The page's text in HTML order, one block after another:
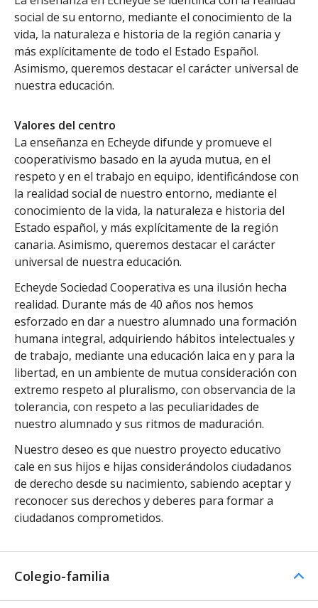
social de su entorno, mediante el conocimiento de la
vida, la naturaleza e historia de la región canaria y
más explícitamente de todo el Estado Español.
Asimismo, queremos destacar el carácter universal de
nuestra educación.
Valores del centro
La enseñanza en Echeyde difunde y promueve el
cooperativismo basado en la ayuda mutua, en el
respeto y en el trabajo en equipo, identificándose con
la realidad social de nuestro entorno, mediante el
conocimiento de la vida, la naturaleza e historia del
Estado español, y más explícitamente de la región
canaria. Asimismo, queremos destacar el carácter
universal de nuestra educación.
Echeyde Sociedad Cooperativa es una ilusión hecha
realidad. Durante más de 40 años nos hemos
esforzado en dar a nuestro alumnado una formación
humana integral, adquiriendo hábitos intelectuales y
de trabajo, mediante una educación laica en y para la
libertad, en un ambiente de mutua consideración con
extremo respeto al pluralismo, con observancia de la
tolerancia, con respeto a las peculiaridades de
nuestro alumnado y sus ritmos de maduración.
Nuestro deseo es que nuestro proyecto educativo
cale en sus hijos e hijas considerándolos ciudadanos
de derecho desde su nacimiento, sabiendo aceptar y
reconocer sus derechos y deberes para formar a
ciudadanos comprometidos.
Colegio-familia